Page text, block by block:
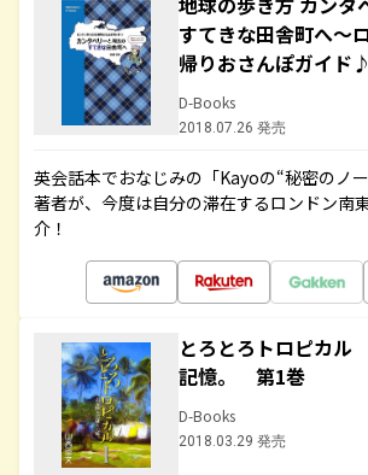
すてきな田舎町へ～
帰りおさんぽガイド♪
D-Books
2018.07.26 発売
英会話本でおなじみの「Kayoの“秘密のノ
著者が、今度は自分の滞在するロンドン南
介！
とろとろトロピカル
記憶。 第1巻
D-Books
2018.03.29 発売